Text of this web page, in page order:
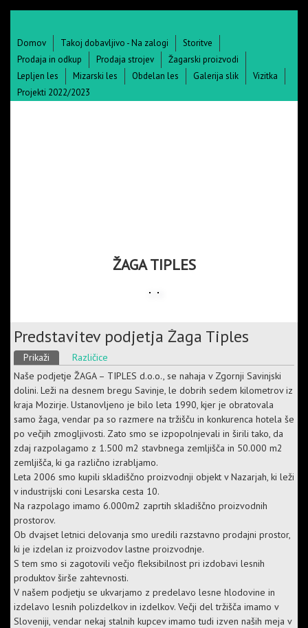
Domov Takoj dobavljivo - Na zalogi
Storitve
Prodaja in odkup
Prodaja strojev
Žagarski proizvodi
Lepljen les
Mizarski les Obdelan les Galerija slik
Vizitka
Projekti 2022/2023
ŽAGA TIPLES
Predstavitev podjetja Žaga Tiples
Primarni zavihki
Prikaži (active tab)
Različice
Naše podjetje ŽAGA – TIPLES d.o.o., se nahaja v Zgornji Savinjski
dolini. Leži na desnem bregu Savinje, le dobrih sedem kilometrov iz
kraja Mozirje. Ustanovljeno je bilo leta 1990, kjer je obratovala
samo žaga, vendar pa so razmere na tržišču in konkurenca hotela še
po večjih zmogljivosti. Zato smo se izpopolnjevali in širili tako, da
zdaj razpolagamo z 1.500 m2 stavbnega zemljišča in 50.000 m2
zemljišča, ki ga različno izrabljamo.
Leta 2006 smo kupili skladiščno proizvodnji objekt v Nazarjah, ki leži
v industrijski coni Lesarska cesta 10.
Na razpolago imamo 6.000m2 zaprtih skladiščno proizvodnih
prostorov.
Ob dvajset letnici delovanja smo uredili razstavno prodajni prostor,
ki je izdelan iz proizvodov lastne proizvodnje.
S tem smo si zagotovili večjo fleksibilnost pri izdobavi lesnih
produktov širše zahtevnosti.
V našem podjetju se ukvarjamo z predelavo lesne hlodovine in
izdelavo lesnih polizdelkov in izdelkov. Večji del tržišča imamo v
Sloveniji, vendar nekaj stalnih kupcev imamo tudi izven naših meja v